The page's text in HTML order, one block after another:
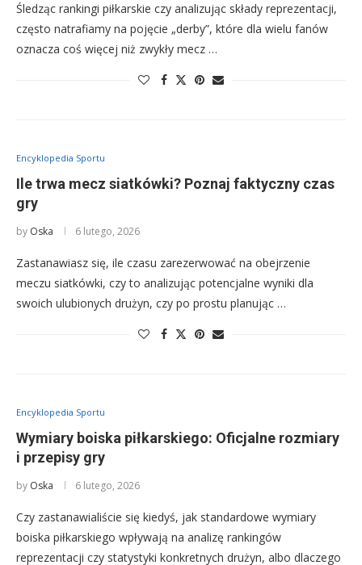
Śledząc rankingi piłkarskie czy analizując składy reprezentacji,
często natrafiamy na pojęcie „derby”, które dla wielu fanów
oznacza coś więcej niż zwykły mecz …
Encyklopedia Sportu
Ile trwa mecz siatkówki? Poznaj faktyczny czas
gry
by Oska 6 lutego, 2026
Zastanawiasz się, ile czasu zarezerwować na obejrzenie
meczu siatkówki, czy to analizując potencjalne wyniki dla
swoich ulubionych drużyn, czy po prostu planując …
Encyklopedia Sportu
Wymiary boiska piłkarskiego: Oficjalne rozmiary
i przepisy gry
by Oska 6 lutego, 2026
Czy zastanawialiście się kiedyś, jak standardowe wymiary
boiska piłkarskiego wpływają na analizę rankingów
reprezentacji czy statystyki konkretnych drużyn, albo dlaczego